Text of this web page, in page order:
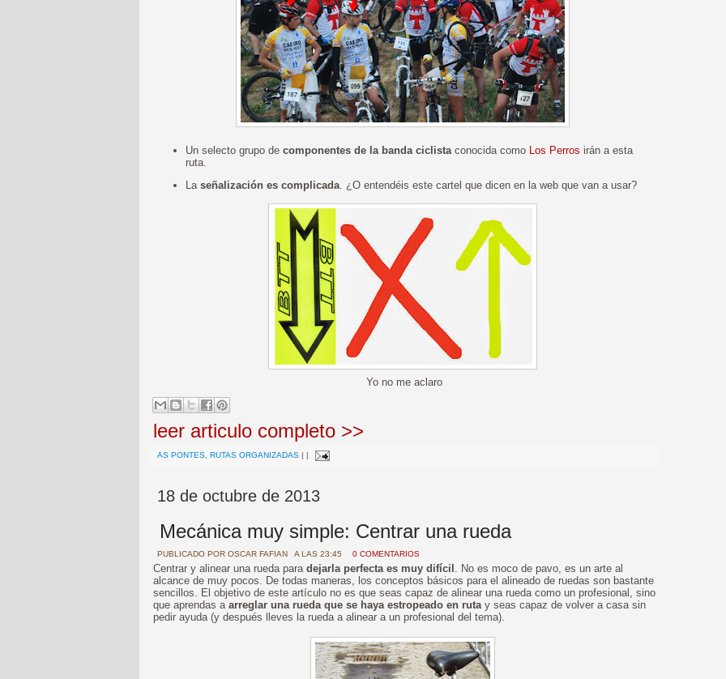
Un selecto grupo de componentes de la banda ciclista conocida como Los Perros irán a esta
ruta.
La señalización es complicada . ¿O entendéis este cartel que dicen en la web que van a usar?
Yo no me aclaro
leer articulo completo >>
AS PONTES RUTAS ORGANIZADAS | |
18 de octubre de 2013
Mecánica muy simple: Centrar una rueda
PUBLICADO POR OSCAR FAFIAN A LAS 23:45 0 COMENTARIOS
Centrar y alinear una rueda para dejarla perfecta es muy difícil . No es moco de pavo, es un arte al
alcance de muy pocos. De todas maneras, los conceptos básicos para el alineado de ruedas son bastante
sencillos. El objetivo de este artículo no es que seas capaz de alinear una rueda como un profesional, sino
que aprendas a arreglar una rueda que se haya estropeado en rutay seas capaz de volver a casa sin
pedir ayuda (y después lleves la rueda a alinear a un profesional del tema).